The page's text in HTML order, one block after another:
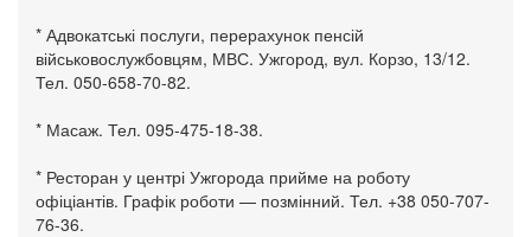
* Адвокатські послуги, перерахунок пенсій
військовослужбовцям, МВС. Ужгород, вул. Корзо, 13/12.
Тел. 050-658-70-82.
* Масаж. Тел. 095-475-18-38.
* Ресторан у центрі Ужгорода прийме на роботу
офіціантів. Графік роботи — позмінний. Тел. +38 050-707-
76-36.